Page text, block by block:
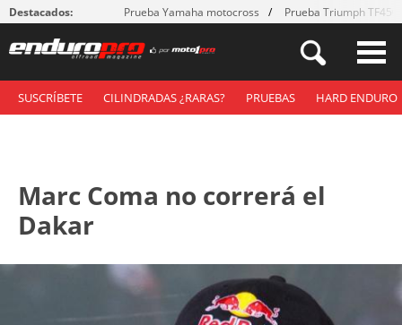
Destacados: Prueba Yamaha motocross Prueba Triumph
SUSCRÍBETE CILINDRADAS ¿RARAS? PRUEBAS HARD ENDURO
Marc Coma no correrá el
Dakar